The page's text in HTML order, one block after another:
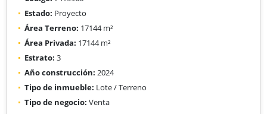
Estado: Proyecto
Área Terreno: 17144 m²
Área Privada: 17144 m²
Estrato: 3
Año construcción: 2024
Tipo de inmueble: Lote / Terreno
Tipo de negocio: Venta